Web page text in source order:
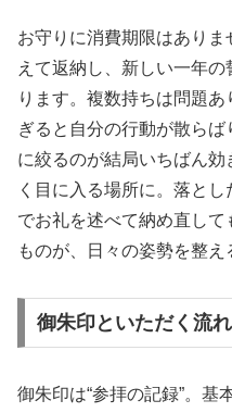
お守りに消費期限はあり
えて返納し、新しい一年
ります。複数持ちは問題
ぎると自分の行動が散ら
に絞るのが結局いちばん
く目に入る場所に。落と
でお礼を述べて納め直し
ものが、日々の姿勢を整え
御朱印といただく流
御朱印は“参拝の記録”。